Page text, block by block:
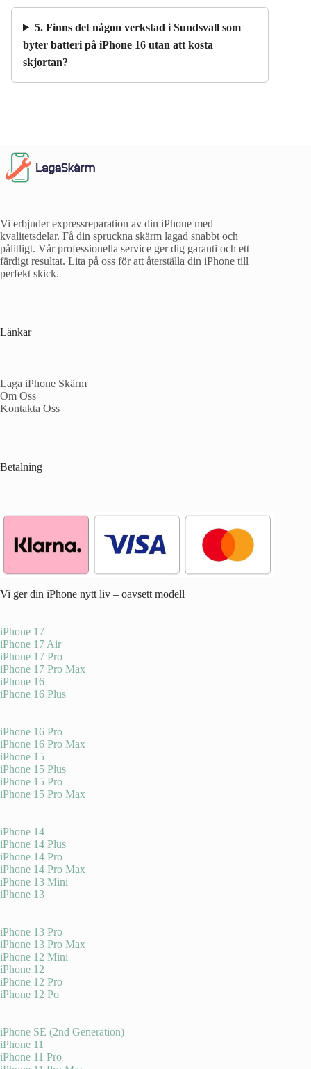
5. Finns det någon verkstad i Sundsvall som
byter batteri på iPhone 16 utan att kosta
skjortan?
Vi erbjuder expressreparation av din iPhone med
kvalitetsdelar. Få din spruckna skärm lagad snabbt och
pålitligt. Vår professionella service ger dig garanti och ett
färdigt resultat. Lita på oss för att återställa din iPhone till
perfekt skick.
Länkar
Laga iPhone Skärm
Om Oss
Kontakta Oss
Betalning
Vi ger din iPhone nytt liv – oavsett modell
iPhone 17
iPhone 17 Air
iPhone 17 Pro
iPhone 17 Pro Max
iPhone 16
iPhone 16 Plus
iPhone 16 Pro
iPhone 16 Pro Max
iPhone 15
iPhone 15 Plus
iPhone 15 Pro
iPhone 15 Pro Max
iPhone 14
iPhone 14 Plus
iPhone 14 Pro
iPhone 14 Pro Max
iPhone 13 Mini
iPhone 13
iPhone 13 Pro
iPhone 13 Pro Max
iPhone 12 Mini
iPhone 12
iPhone 12 Pro
iPhone 12 Po
iPhone SE (2nd Generation)
iPhone 11
iPhone 11 Pro